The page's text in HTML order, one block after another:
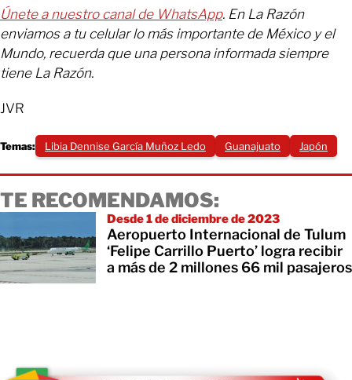
Únete a nuestro canal de WhatsApp. En La Razón
enviamos a tu celular lo más importante de México y el
Mundo, recuerda que una persona informada siempre
tiene La Razón.
JVR
Temas: Libia Dennise García Muñoz Ledo Guanajuato Japón
TE RECOMENDAMOS:
Desde 1 de diciembre de 2023
Aeropuerto Internacional de Tulum
‘Felipe Carrillo Puerto’ logra recibir
a más de 2 millones 66 mil pasajeros